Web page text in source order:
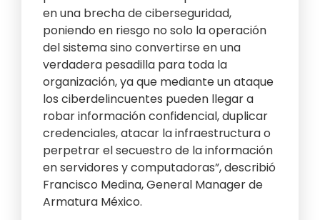
en una brecha de ciberseguridad,
poniendo en riesgo no solo la operación
del sistema sino convertirse en una
verdadera pesadilla para toda la
organización, ya que mediante un ataque
los ciberdelincuentes pueden llegar a
robar información confidencial, duplicar
credenciales, atacar la infraestructura o
perpetrar el secuestro de la información
en servidores y computadoras”, describió
Francisco Medina, General Manager de
Armatura México.